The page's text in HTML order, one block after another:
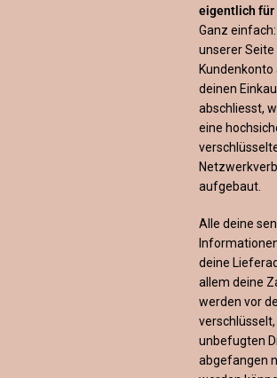
eigentlich für
Ganz
unserer
deinen
abschliesst,
eine
aufgebaut.
Alle deine
deine
allem deine
werden vor
unbefugten
abgefangen